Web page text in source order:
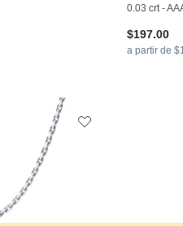
0.03 crt -
$197.00
a partir de